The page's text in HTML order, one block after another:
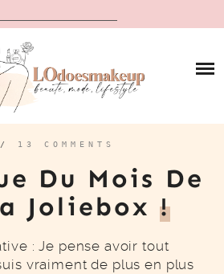
13 COMMENTS
Du Mois De
Joliebox !
: Je pense avoir tout
vraiment de plus en plus